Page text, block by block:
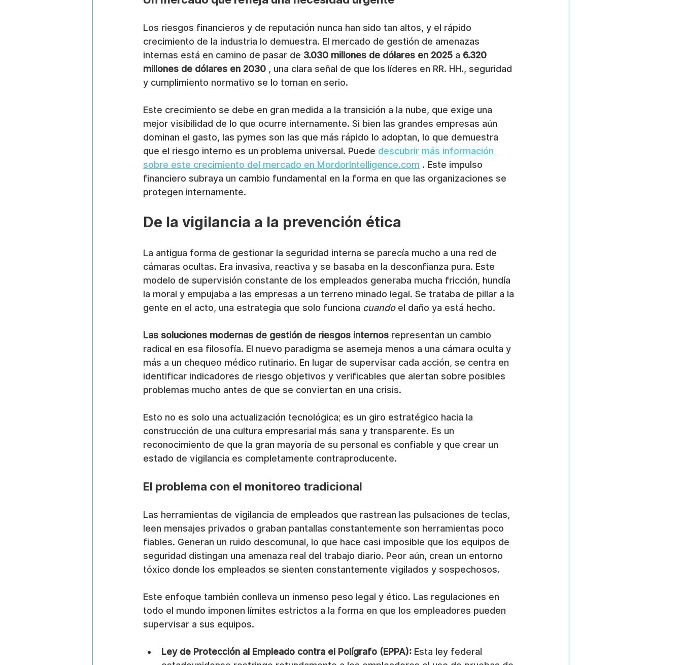
Los riesgos financieros y de reputación nunca han sido tan altos, y el rápido
crecimiento de la industria lo demuestra. El mercado de gestión de amenazas
internas está en camino de pasar de 3.030 millones de dólares en 2025 a 6.320
millones de dólares en 2030 , una clara señal de que los líderes en RR. HH., seguridad
y cumplimiento normativo se lo toman en serio.
Este crecimiento se debe en gran medida a la transición a la nube, que exige una
mejor visibilidad de lo que ocurre internamente. Si bien las grandes empresas aún
dominan el gasto, las pymes son las que más rápido lo adoptan, lo que demuestra
que el riesgo interno es un problema universal. Puede descubrir más información
sobre este crecimiento del mercado en MordorIntelligence.com . Este impulso
financiero subraya un cambio fundamental en la forma en que las organizaciones se
protegen internamente.
De la vigilancia a la prevención ética
La antigua forma de gestionar la seguridad interna se parecía mucho a una red de
cámaras ocultas. Era invasiva, reactiva y se basaba en la desconfianza pura. Este
modelo de supervisión constante de los empleados generaba mucha fricción, hundía
la moral y empujaba a las empresas a un terreno minado legal. Se trataba de pillar a la
gente en el acto, una estrategia que solo funciona cuando el daño ya está hecho.
Las soluciones modernas de gestión de riesgos internos representan un cambio
radical en esa filosofía. El nuevo paradigma se asemeja menos a una cámara oculta y
más a un chequeo médico rutinario. En lugar de supervisar cada acción, se centra en
identificar indicadores de riesgo objetivos y verificables que alertan sobre posibles
problemas mucho antes de que se conviertan en una crisis.
Esto no es solo una actualización tecnológica; es un giro estratégico hacia la
construcción de una cultura empresarial más sana y transparente. Es un
reconocimiento de que la gran mayoría de su personal es confiable y que crear un
estado de vigilancia es completamente contraproducente.
El problema con el monitoreo tradicional
Las herramientas de vigilancia de empleados que rastrean las pulsaciones de teclas,
leen mensajes privados o graban pantallas constantemente son herramientas poco
fiables. Generan un ruido descomunal, lo que hace casi imposible que los equipos de
seguridad distingan una amenaza real del trabajo diario. Peor aún, crean un entorno
tóxico donde los empleados se sienten constantemente vigilados y sospechosos.
Este enfoque también conlleva un inmenso peso legal y ético. Las regulaciones en
todo el mundo imponen límites estrictos a la forma en que los empleadores pueden
supervisar a sus equipos.
Ley de Protección al Empleado contra el Polígrafo (EPPA): Esta ley federal